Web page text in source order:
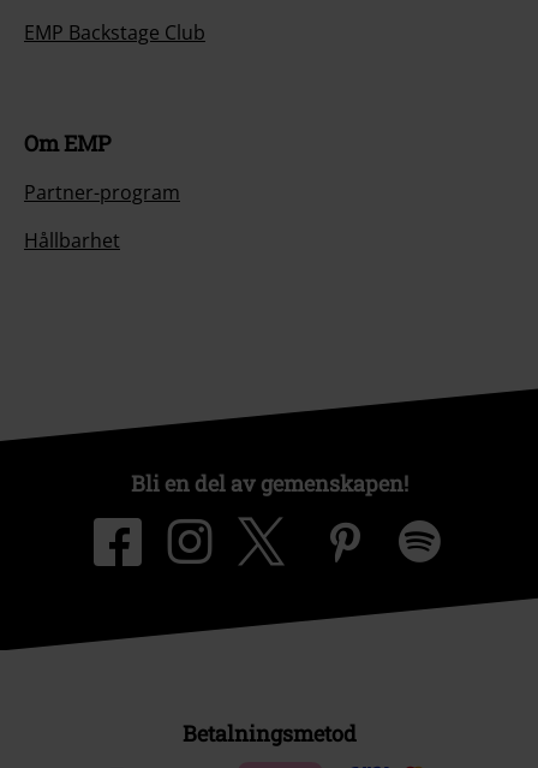
EMP Backstage Club
Om EMP
Partner-program
Hållbarhet
Bli en del av gemenskapen!
Betalningsmetod